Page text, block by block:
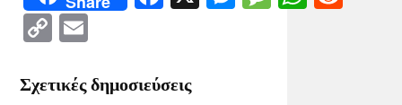
Copy
Σχετικές δημοσιεύσεις